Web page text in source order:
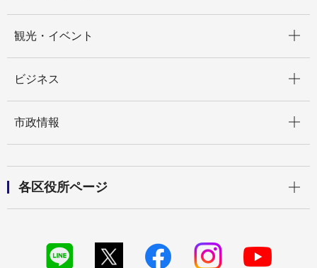
観光・イベント
ビジネス
市政情報
各区役所ページ